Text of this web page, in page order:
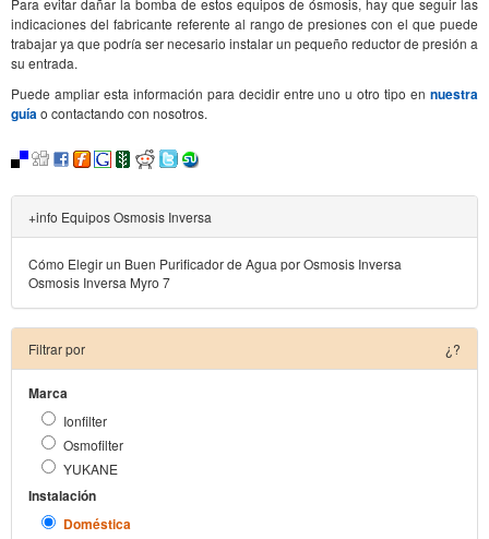
Para evitar dañar la bomba de estos equipos de ósmosis, hay que seguir las
indicaciones del fabricante referente al rango de presiones con el que puede
trabajar ya que podría ser necesario instalar un pequeño reductor de presión a
su entrada.
Puede ampliar esta información para decidir entre uno u otro tipo en nuestra
guíao contactando con nosotros.
+info Equipos Osmosis Inversa
Cómo Elegir un Buen Purificador de Agua por Osmosis Inversa
Osmosis Inversa Myro 7
Filtrar por ¿?
Marca
Ionfilter
Osmofilter
YUKANE
Instalación
Doméstica